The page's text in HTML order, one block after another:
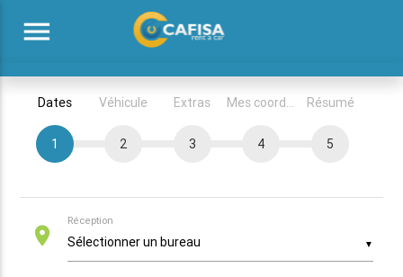
menu
Dates
1
Véhicule
2
Extras
3
Mes coordonnées
4
Résumé
5
location_on
Réception
▼